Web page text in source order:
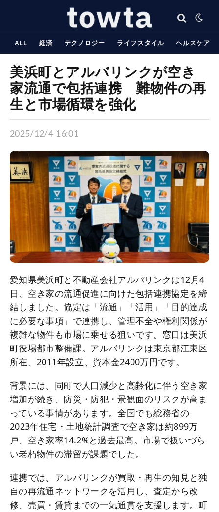
ALL 経済 テクノロジー ライフスタイル ヘルスケア
美浜町とアルバリンクが空き
家流通で包括連携 難物件の再
生と市場循環を強化
2025/12/4 16:01
愛知県美浜町と不動産会社アルバリンクは12月4
日、空き家の流通促進に向けた包括連携協定を締
結しました。協定は「流通」「活用」「目的達成
に必要な事項」で連携し、管理不全や権利関係が
複雑な物件も市場に乗せる狙いです。窓口は美浜
町役場都市整備課。アルバリンクは東京都江東区
所在、2011年設立、資本金2400万円です。
背景には、同町で人口減少と高齢化に伴う空き家
増加が続き、防災・防犯・景観面のリスクが高ま
っている事情があります。全国でも総務省の
2023年住宅・土地統計調査で空き家は約899万
戸、空き家率14.2%と過去最高。市場で扱いづら
い老朽物件の滞留が課題でした。
連携では、アルバリンクが買取・再生の知見と独
自の再流通ネットワークを活用し、査定から改
修、売買・賃貸までの一気通貫を支援します。町